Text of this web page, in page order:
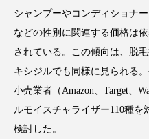
FEATURED 注目の企
TAG LIST
シャンプーやコンディショナ
などの性別に関連する価格は
されている。この傾向は、脱
キシジルでも同様に見られる。
小売業者（Amazon、 Target、
ルモイスチャライザー110種を
検討した。